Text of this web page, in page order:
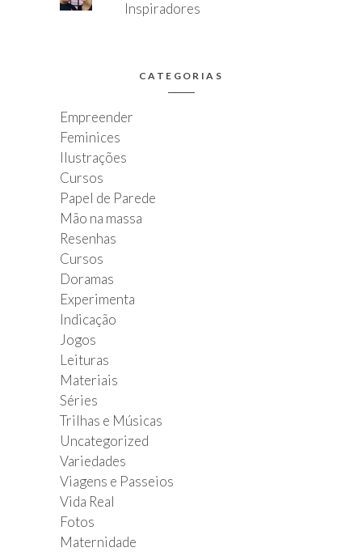
Inspiradores
CATEGORIAS
Empreender
Feminices
Ilustrações
Cursos
Papel de Parede
Mão na massa
Resenhas
Cursos
Doramas
Experimenta
Indicação
Jogos
Leituras
Materiais
Séries
Trilhas e Músicas
Uncategorized
Variedades
Viagens e Passeios
Vida Real
Fotos
Maternidade